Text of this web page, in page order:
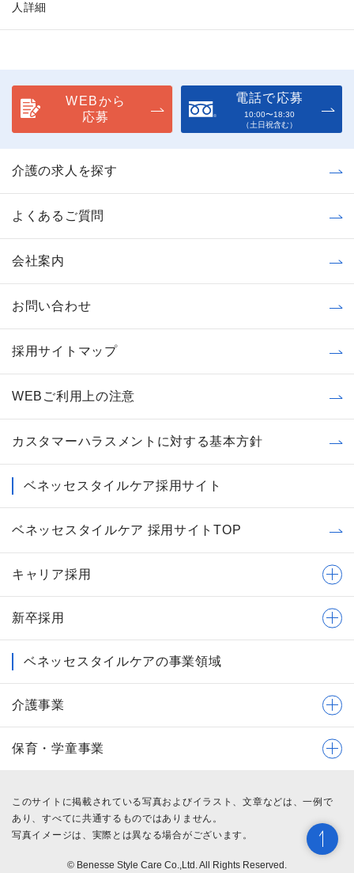
人詳細
WEBから
応募
電話で応募
10:00〜18:30
（土日祝含む）
介護の求人を探す
よくあるご質問
会社案内
お問い合わせ
採用サイトマップ
WEBご利用上の注意
カスタマーハラスメントに対する基本方針
ベネッセスタイルケア採用サイト
ベネッセスタイルケア 採用サイトTOP
キャリア採用
新卒採用
ベネッセスタイルケアの事業領域
介護事業
保育・学童事業
このサイトに掲載されている写真およびイラスト、文章などは、一例で
あり、すべてに共通するものではありません。
写真イメージは、実際とは異なる場合がございます。
© Benesse Style Care Co.,Ltd. All Rights Reserved.